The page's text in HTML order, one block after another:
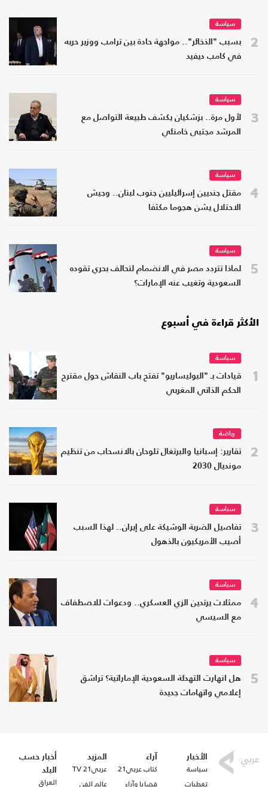
2
سياسة
بسبب "الذخائر".. مواجهة حادة بين ترامب ووزير حربه
في كامب ديفيد
3
سياسة
لأول مرة.. بزشكيان يكشف طبيعة التواصل مع
المرشد مجتبى خامنئي
4
سياسة
مقتل جنديين إسرائيليين جنوب لبنان.. وجيش
الاحتلال يشن هجوما مكثفا
5
سياسة
لماذا تتردد مصر في الانضمام لتحالف بحري تقوده
السعودية وتغيب عنه الإمارات؟
الأكثر قراءة في أسبوع
1
سياسة
قيادات بـ "البوليساريو" تفتح باب النقاش حول مقترح
الحكم الذاتي المغربي
2
رياضة
تقارير: إسبانيا والبرتغال تلوحان بالانسحاب من تنظيم
مونديال 2030
3
سياسة
تفاصيل الضربة الوشيكة على إيران.. لهذا السبب
أصيب الأمريكيون بالذهول
4
سياسة
ممثلات يرتدين الزي العسكري.. ودعوات للاصطفاف
مع السيسي
5
سياسة
هل انهارت التهدئة السعودية الإماراتية؟ تراشق
إعلامي واتهامات جديدة
الأخبار
سياسة
تغطيات
آراء
كتاب عربي21
قضايا وآراء
المزيد
عربي21 TV
عالم الفن
أخبار حسب
البلد
العراق